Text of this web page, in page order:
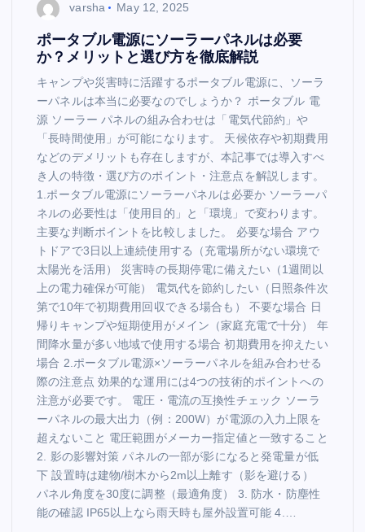
varsha May 12, 2025
ポータブル電源にソーラーパネルは必要
か？メリットと選び方を徹底解説
キャンプや災害時に活躍するポータブル電源に、ソーラ
ーパネルは本当に必要なのでしょうか？ ポータブル 電
源 ソーラー パネルの組み合わせは「電気代節約」や
「長時間使用」が可能になります。 天候依存や初期費用
などのデメリットも存在しますが、本記事では導入すべ
き人の特徴・選び方のポイント・注意点を解説します。
1.ポータブル電源にソーラーパネルは必要か ソーラーパ
ネルの必要性は「使用目的」と「環境」で変わります。
主要な判断ポイントを比較しました。 必要な場合 アウ
トドアで3日以上連続使用する（充電場所がない環境で
太陽光を活用） 災害時の長期停電に備えたい（1週間以
上の電力確保が可能） 電気代を節約したい（日照条件次
第で10年で初期費用回収できる場合も） 不要な場合 日
帰りキャンプや短期使用がメイン（家庭充電で十分） 年
間降水量が多い地域で使用する場合 初期費用を抑えたい
場合 2.ポータブル電源×ソーラーパネルを組み合わせる
際の注意点 効果的な運用には4つの技術的ポイントへの
注意が必要です。 電圧・電流の互換性チェック ソーラ
ーパネルの最大出力（例：200W）が電源の入力上限を
超えないこと 電圧範囲がメーカー指定値と一致すること
2. 影の影響対策 パネルの一部が影になると発電量が低
下 設置時は建物/樹木から2m以上離す（影を避ける）
パネル角度を30度に調整（最適角度） 3. 防水・防塵性
能の確認 IP65以上なら雨天時も屋外設置可能 4.…